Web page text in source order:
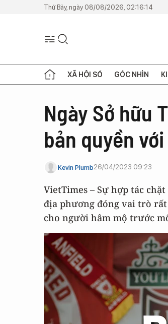
Thứ Bảy, ngày 08/08/2026, 02:16:14
XÃ HỘI SỐ GÓC NHÌN
Ngày Sở hữu
bản quyền
Kevin Plumb26/04/2023 09:23
VietTimes – Sự hợp tác
địa phương đóng vai trò
cho người hâm mộ trước